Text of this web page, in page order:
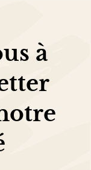
à